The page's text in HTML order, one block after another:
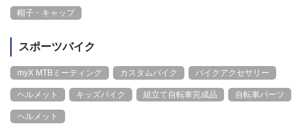
帽子・キャップ
スポーツバイク
myX MTBミーティング カスタムバイク バイクアクセサリー
ヘルメット キッズバイク 組立て自転車完成品 自転車パーツ
ヘルメット